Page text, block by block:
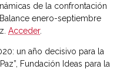
de la confrontación
enero-septiembre
Acceder.
un año decisivo para la
Fundación Ideas para la